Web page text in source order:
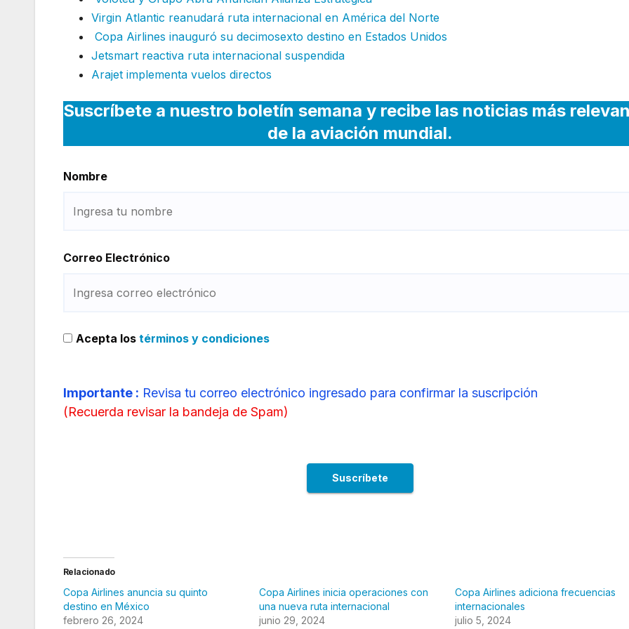
Virgin Atlantic reanudará ruta internacional en América del Norte
Copa Airlines inauguró su decimosexto destino en Estados Unidos
Jetsmart reactiva ruta internacional suspendida
Arajet implementa vuelos directos
Suscríbete a nuestro boletín semana y recibe las noticias más
de la aviación mundial.
Nombre
Correo Electrónico
Acepta los términos y condiciones
Importante : Revisa tu correo electrónico ingresado para confirmar la suscripción
(Recuerda revisar la bandeja de Spam)
Relacionado
Copa Airlines anuncia su quinto
destino en México
febrero 26, 2024
Copa Airlines inicia operaciones con
una nueva ruta internacional
junio 29, 2024
Copa Airlines adiciona frecuencias
internacionales
julio 5, 2024